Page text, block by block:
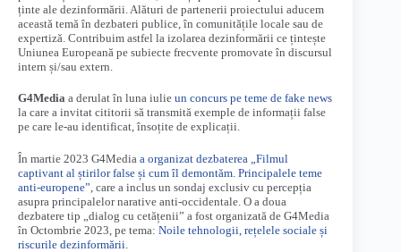
ținte ale dezinformării. Alături de partenerii proiectului aducem
această temă în dezbateri publice, în comunitățile locale sau de
expertiză. Contribuim astfel la izolarea dezinformării ce țintește
Uniunea Europeană pe subiecte frecvente promovate în discursul
intern și/sau extern.
G4Media a derulat în luna iulie un concurs pe teme de fake news
la care a invitat cititorii să transmită exemple de informații false
pe care le-au identificat, însoțite de explicații.
În martie 2023 G4Media a organizat dezbaterea „Filmul
captivant al știrilor false și cum îl demontăm. Principalele teme
anti-europene” , care a inclus un sondaj exclusiv cu percepția
asupra principalelor narative anti-occidentale. O a doua
dezbatere tip „dialog cu cetățenii” a fost organizată de G4Media
în Octombrie 2023, pe tema: Noile tehnologii, rețelele sociale și
riscurile dezinformării